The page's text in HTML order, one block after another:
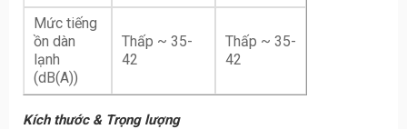
Mức tiếng
ồn dàn
lạnh
(dB(A))
Thấp ~ 35-
42
Thấp ~ 35-
42
Kích thước & Trọng lượng